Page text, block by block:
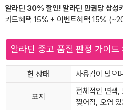
알라딘 30% 할인! 알라딘 만권당 삼성
카드혜택 15% + 이벤트혜택 15%
알라딘 중고 품질 판정 가이드 :
헌 상태 사용감이 많으
표지
전체적인 변색,
찢어짐, 오염